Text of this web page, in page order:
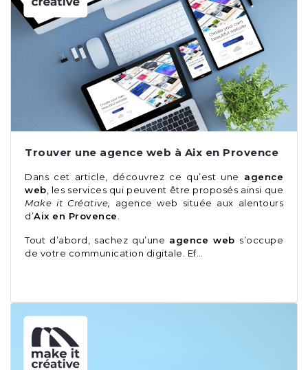
Trouver une agence web à Aix en Provence
Dans cet article, découvrez ce qu’est une agence
web , les services qui peuvent être proposés ainsi que
Make it Créative,
agence web située aux alentours
d’Aix en Provence
Tout d’abord, sachez qu’une agence web s’occupe
de votre communication digitale. Ef…